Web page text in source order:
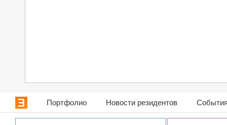
Портфолио Новости резидентов